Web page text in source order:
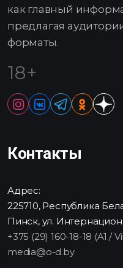
как главный
предлагая
форматы.
18+
Контакты
Адрес:
225710, Республика
Пинск, ул.
+375 (29) 160-18-18 (A1 /
media@o-d.by